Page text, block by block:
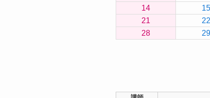
14
15
21
22
28
29